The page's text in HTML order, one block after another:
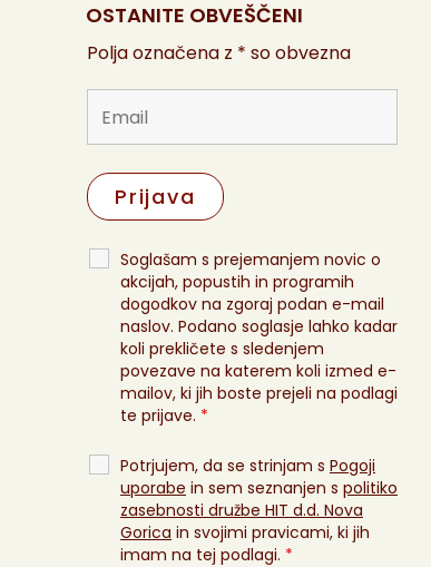
OSTANITE OBVEŠČENI
Polja označena z * so obvezna
Soglašam s prejemanjem novic o
akcijah, popustih in programih
dogodkov na zgoraj podan e-mail
naslov. Podano soglasje lahko kadar
koli prekličete s sledenjem
povezave na katerem koli izmed e-
mailov, ki jih boste prejeli na podlagi
te prijave. *
Potrjujem, da se strinjam s Pogoji
uporabe in sem seznanjen s politiko
zasebnosti družbe HIT d.d. Nova
Gorica in svojimi pravicami, ki jih
imam na tej podlagi. *